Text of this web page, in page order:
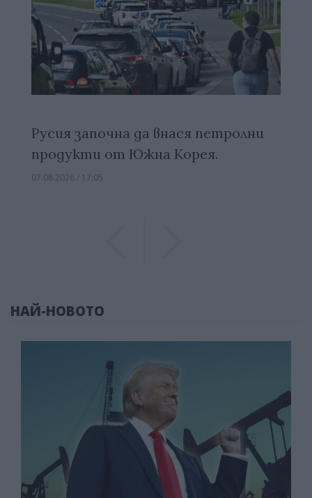
Русия започна да внася петролни
продукти от Южна Корея.
07.08.2026 / 17:05
НАЙ-НОВОТО